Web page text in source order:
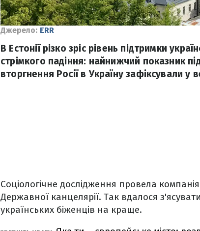
Джерело: ERR
В Естонії різко зріс рівень підтримки
стрімкого падіння: найнижчий показник
вторгнення Росії в Україну зафіксували у
Соціологічне дослідження провела
Державної канцелярії. Так вдалося
українських біженців на краще.